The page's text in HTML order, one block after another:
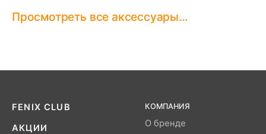
Просмотреть все аксессуары...
FENIX CLUB
АКЦИИ
КОМПАНИЯ
О бренде